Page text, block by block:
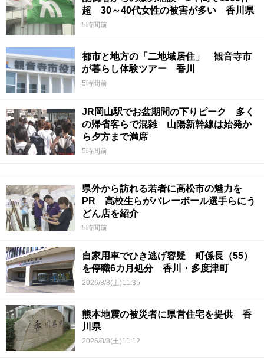
超 30～40代女性の被害が多い 香川県
5時間前
都市と地方の「二地域居住」 観音寺市
が暮らし体験ツアー 香川
5時間前
JR岡山駅でお盆期間の下りピーク 多く
の帰省客らで混雑 山陽新幹線は始発か
ら夕方まで満席
5時間前
県外から訪れる若者に高松市の魅力を
PR 高校生らがバレーボール選手らにう
どん店を紹介
5時間前
自家用車でひき逃げ容疑 町係長（55）
を停職6カ月処分 香川・多度津町
2026/8/8(土)11:35
熊本地震の被災者に県営住宅を提供 香
川県
2026/8/8(土)11:12